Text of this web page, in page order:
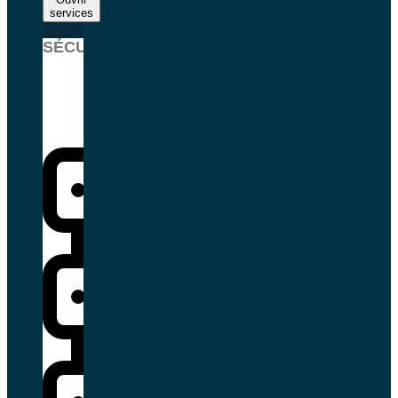
services
SÉCURITÉ